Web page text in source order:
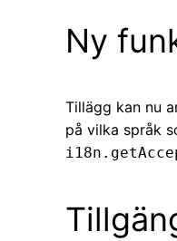
Ny
Tillägg kan nu
på vilka språk